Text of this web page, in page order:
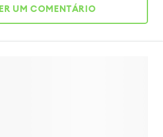
UM COMENTÁRIO